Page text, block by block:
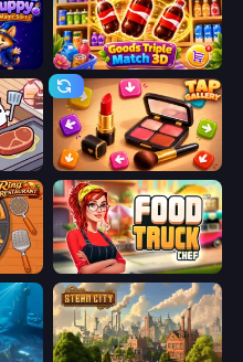
Wizard Puppy: Magic Sort Goods Triple Match 3D
Tap Gallery
Food Truck Chef™: A Fun Cooking Game